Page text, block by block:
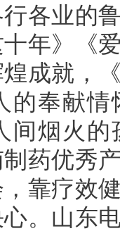
各业的
年》《
成就，
的奉献
间烟火
药优秀
靠疗效
。山东